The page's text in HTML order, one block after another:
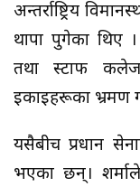
अन्तर्राष्ट्रिय
थापा पुगेका थिए
तथा स्टाफ
इकाइहरूका भ्रमण
यसैबीच प्रधान
भएका छन्।